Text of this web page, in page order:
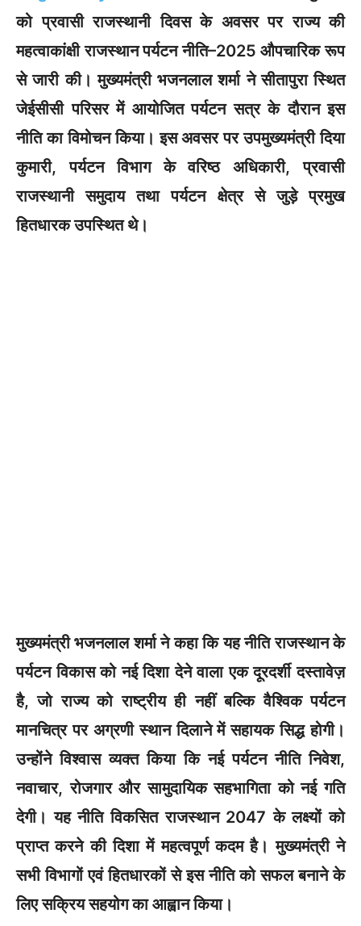
e
b
o
o
k
er s
A
p
p
e
को प्रवासी राजस्थानी दिवस के अवसर पर राज्य की
महत्वाकांक्षी राजस्थान पर्यटन नीति–2025 औपचारिक रूप
से जारी की। मुख्यमंत्री भजनलाल शर्मा ने सीतापुरा स्थित
जेईसीसी परिसर में आयोजित पर्यटन सत्र के दौरान इस
नीति का विमोचन किया। इस अवसर पर उपमुख्यमंत्री दिया
कुमारी, पर्यटन विभाग के वरिष्ठ अधिकारी, प्रवासी
राजस्थानी समुदाय तथा पर्यटन क्षेत्र से जुड़े प्रमुख
हितधारक उपस्थित थे।
मुख्यमंत्री भजनलाल शर्मा ने कहा कि यह नीति राजस्थान के
पर्यटन विकास को नई दिशा देने वाला एक दूरदर्शी दस्तावेज़
है, जो राज्य को राष्ट्रीय ही नहीं बल्कि वैश्विक पर्यटन
मानचित्र पर अग्रणी स्थान दिलाने में सहायक सिद्ध होगी।
उन्होंने विश्वास व्यक्त किया कि नई पर्यटन नीति निवेश,
नवाचार, रोजगार और सामुदायिक सहभागिता को नई गति
देगी। यह नीति विकसित राजस्थान 2047 के लक्ष्यों को
प्राप्त करने की दिशा में महत्वपूर्ण कदम है। मुख्यमंत्री ने
सभी विभागों एवं हितधारकों से इस नीति को सफल बनाने के
लिए सक्रिय सहयोग का आह्वान किया।